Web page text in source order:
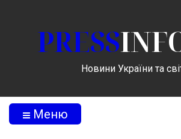
PRESS
Новини України та
Меню